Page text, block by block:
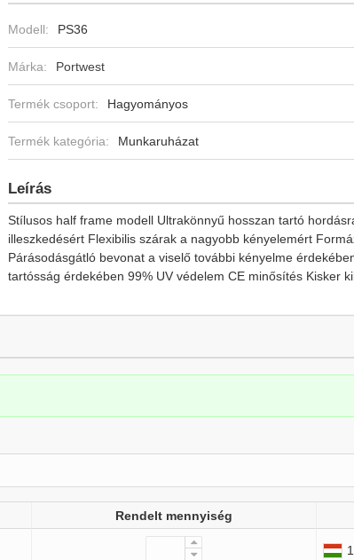
Modell: PS36
Márka: Portwest
Termék csoport: Hagyományos
Termék kategória: Munkaruházat
Leírás
Stílusos half frame modell Ultrakönnyű hosszan tartó
illeszkedésért Flexibilis szárak a nagyobb kényelemért
Párásodásgátló bevonat a viselő további kényelme
tartósság érdekében 99% UV védelem CE minősítés Kisker
Rendelt mennyiség